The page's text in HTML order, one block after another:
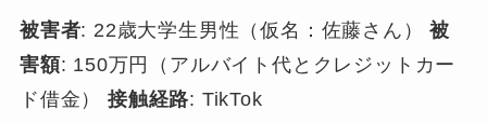
被害者: 22歳大学生男性（仮名：佐藤さん）被
害額: 150万円（アルバイト代とクレジットカー
ド借金） 接触経路: TikTok